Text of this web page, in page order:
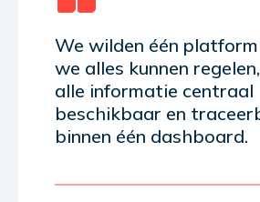
We wilden één
we alles kunnen
alle informatie centraal
beschikbaar en
binnen één dashboard.